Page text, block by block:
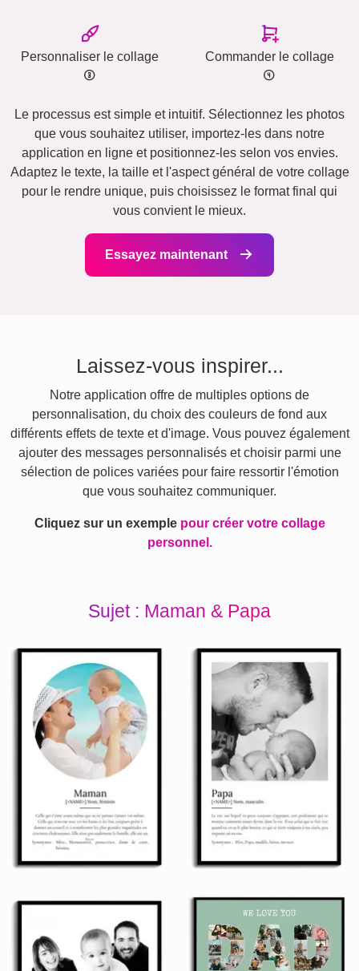
Personnaliser le collage Commander le collage
Le processus est simple et intuitif. Sélectionnez les photos
que vous souhaitez utiliser, importez-les dans notre
application en ligne et positionnez-les selon vos envies.
Adaptez le texte, la taille et l'aspect général de votre collage
pour le rendre unique, puis choisissez le format final qui
vous convient le mieux.
Essayez maintenant
Laissez-vous inspirer...
Notre application offre de multiples options de
personnalisation, du choix des couleurs de fond aux
différents effets de texte et d'image. Vous pouvez également
ajouter des messages personnalisés et choisir parmi une
sélection de polices variées pour faire ressortir l'émotion
que vous souhaitez communiquer.
Cliquez sur un exemple pour créer votre collage
personnel.
Sujet : Maman & Papa